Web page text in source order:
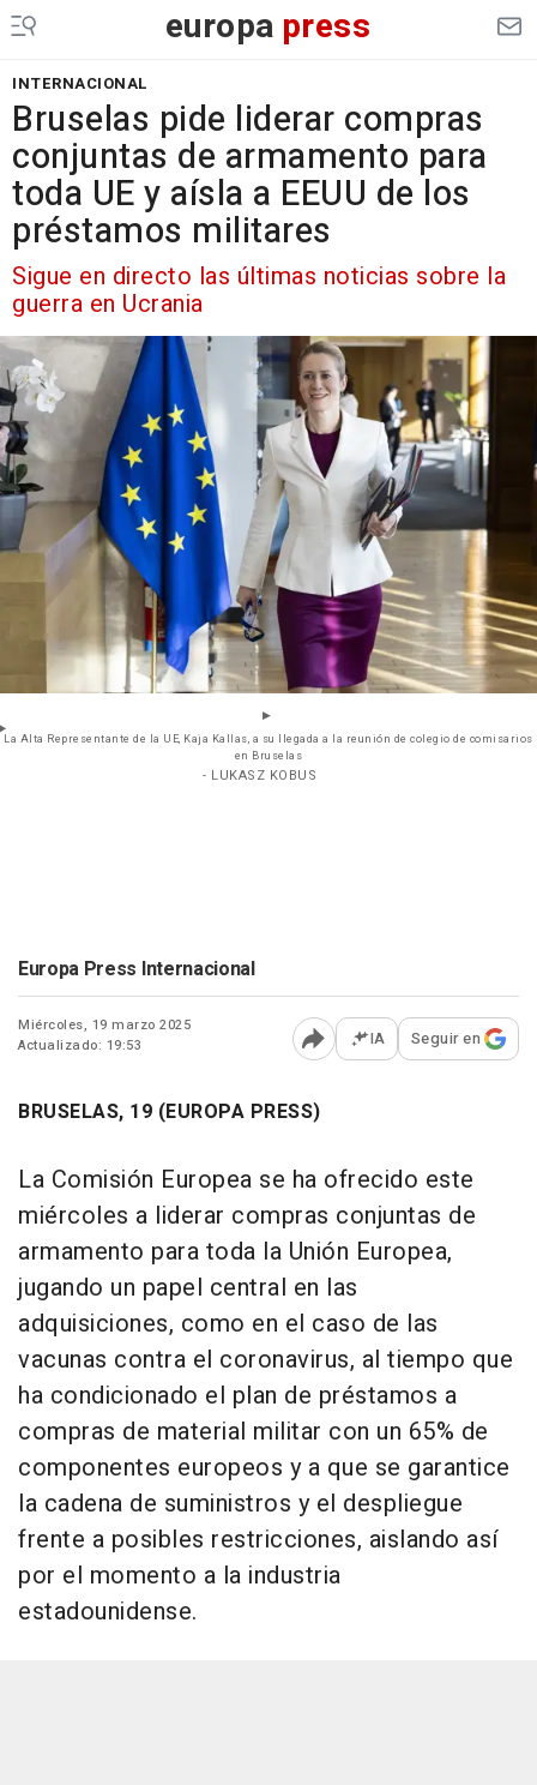
europa press
INTERNACIONAL
Bruselas pide liderar compras
conjuntas de armamento para
toda UE y aísla a EEUU de los
préstamos militares
Sigue en directo las últimas noticias sobre la
guerra en Ucrania
La Alta Representante de la UE, Kaja Kallas, a su llegada a la reunión de colegio de comisarios
en Bruselas
- LUKASZ KOBUS
Europa Press Internacional
Miércoles, 19 marzo 2025
Actualizado: 19:53
Abrir opciones para
IA Seguir en
BRUSELAS, 19 (EUROPA PRESS)
La Comisión Europea se ha ofrecido este
miércoles a liderar compras conjuntas de
armamento para toda la Unión Europea,
jugando un papel central en las
adquisiciones, como en el caso de las
vacunas contra el coronavirus, al tiempo que
ha condicionado el plan de préstamos a
compras de material militar con un 65% de
componentes europeos y a que se garantice
la cadena de suministros y el despliegue
frente a posibles restricciones, aislando así
por el momento a la industria
estadounidense.